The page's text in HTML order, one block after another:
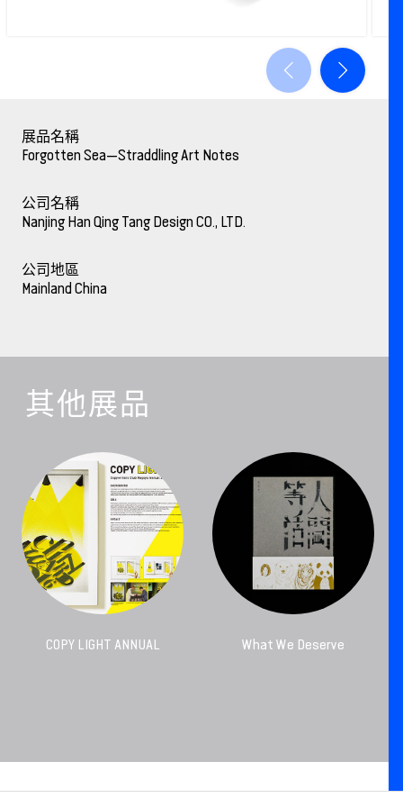
展品名稱
Forgotten Sea—Straddling Art Notes
公司名稱
Nanjing Han Qing Tang Design CO., LTD.
公司地區
Mainland China
其他展品
COPY LIGHT ANNUAL What We Deserve